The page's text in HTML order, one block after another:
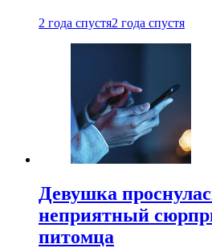
2 года спустя2 года спустя
Девушка
неприятный
питомца